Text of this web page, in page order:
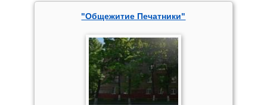
"Общежитие Печатники"